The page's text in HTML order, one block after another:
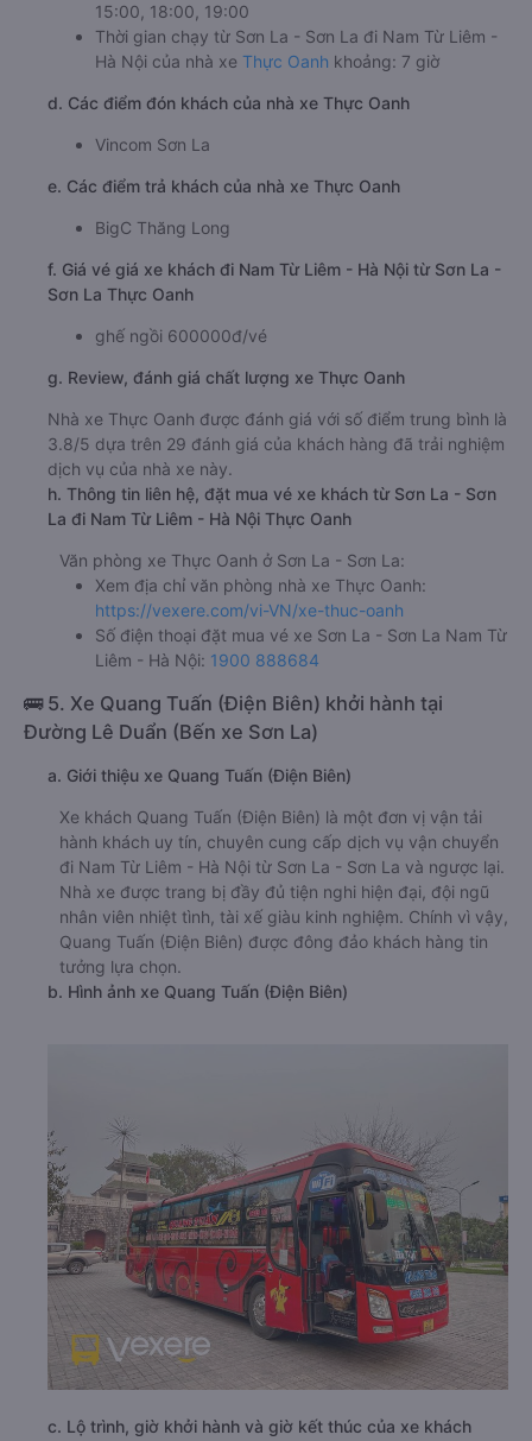
15:00, 18:00, 19:00
Thời gian chạy từ Sơn La - Sơn La đi Nam Từ Liêm -
Hà Nội của nhà xe Thực Oanh khoảng: 7 giờ
d. Các điểm đón khách của nhà xe Thực Oanh
Vincom Sơn La
e. Các điểm trả khách của nhà xe Thực Oanh
BigC Thăng Long
f. Giá vé giá xe khách đi Nam Từ Liêm - Hà Nội từ Sơn La -
Sơn La Thực Oanh
ghế ngồi 600000đ/vé
g. Review, đánh giá chất lượng xe Thực Oanh
Nhà xe Thực Oanh được đánh giá với số điểm trung bình là
3.8/5 dựa trên 29 đánh giá của khách hàng đã trải nghiệm
dịch vụ của nhà xe này.
h. Thông tin liên hệ, đặt mua vé xe khách từ Sơn La - Sơn
La đi Nam Từ Liêm - Hà Nội Thực Oanh
Văn phòng xe Thực Oanh ở Sơn La - Sơn La:
Xem địa chỉ văn phòng nhà xe Thực Oanh:
https://vexere.com/vi-VN/xe-thuc-oanh
Số điện thoại đặt mua vé xe Sơn La - Sơn La Nam Từ
Liêm - Hà Nội: 1900 888684
🚌 5. Xe Quang Tuấn (Điện Biên) khởi hành tại
Đường Lê Duẩn (Bến xe Sơn La)
a. Giới thiệu xe Quang Tuấn (Điện Biên)
Xe khách Quang Tuấn (Điện Biên) là một đơn vị vận tải
hành khách uy tín, chuyên cung cấp dịch vụ vận chuyển
đi Nam Từ Liêm - Hà Nội từ Sơn La - Sơn La và ngược lại.
Nhà xe được trang bị đầy đủ tiện nghi hiện đại, đội ngũ
nhân viên nhiệt tình, tài xế giàu kinh nghiệm. Chính vì vậy,
Quang Tuấn (Điện Biên) được đông đảo khách hàng tin
tưởng lựa chọn.
b. Hình ảnh xe Quang Tuấn (Điện Biên)
c. Lộ trình, giờ khởi hành và giờ kết thúc của xe khách